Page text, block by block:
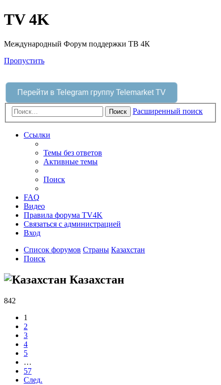
TV 4K
Международный Форум поддержки ТВ 4К
Пропустить
Перейти в Telegram группу Telemarket TV
Поиск Расширенный поиск
Ссылки
Темы без ответов
Активные темы
Поиск
FAQ
Видео
Правила форума TV4K
Связаться с администрацией
Вход
Список форумов Страны Казахстан
Поиск
Казахстан
842
1
2
3
4
5
…
57
След.